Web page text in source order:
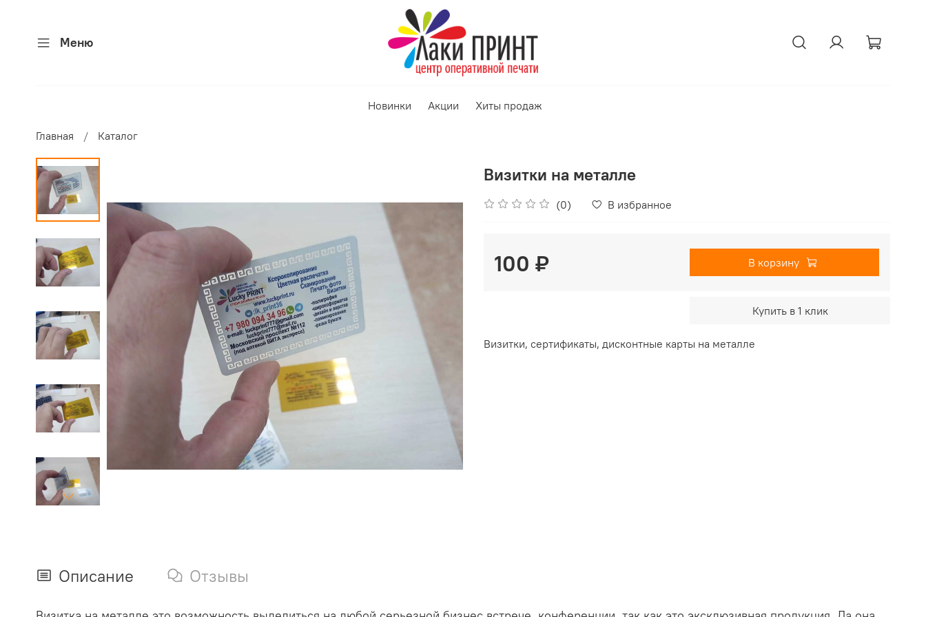
Меню
Новинки Акции Хиты продаж
Главная Каталог
Визитки на металле
(0) В избранное
100 ₽ В корзину
Купить в 1 клик
Визитки, сертификаты, дисконтные карты на металле
Описание Отзывы